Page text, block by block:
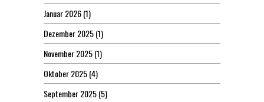
Januar 2026(1)
Dezember 2025(1)
November 2025(1)
Oktober 2025(4)
September 2025(5)